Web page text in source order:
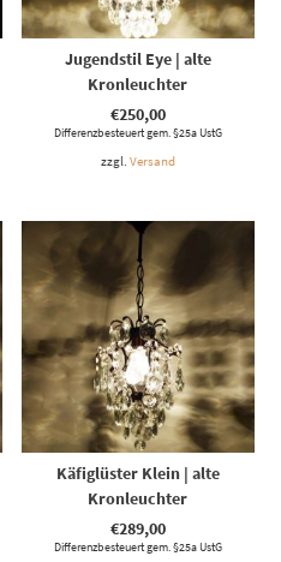
Jugendstil Eye | alte
Kronleuchter
€250,00
Differenzbesteuert gem. §25a UstG
zzgl. Versand
Käfiglüster Klein | alte
Kronleuchter
€289,00
Differenzbesteuert gem. §25a UstG